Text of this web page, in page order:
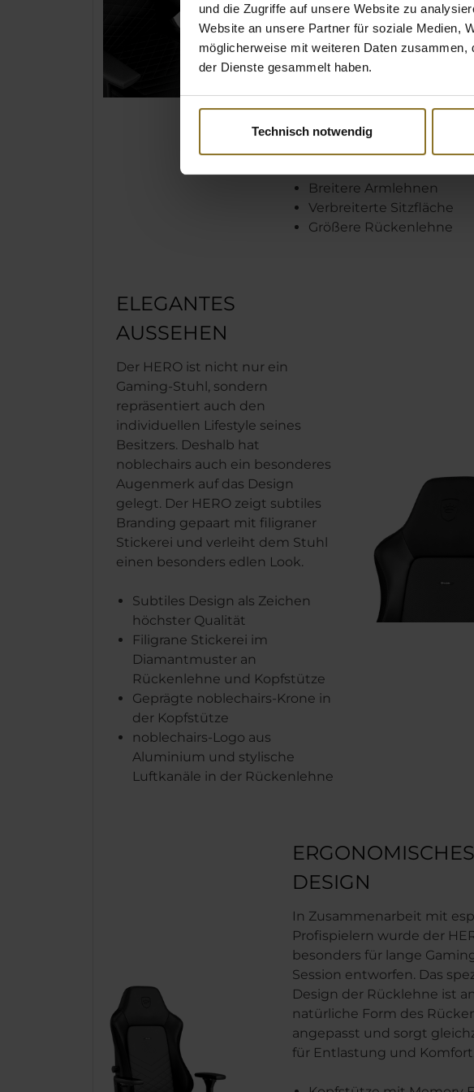
und die Zugriffe auf unsere Website zu
Website an unsere Partner für soziale Medien,
möglicherweise mit weiteren Daten
der Dienste gesammelt haben.
Technisch notwendig
vergrößert, auch damit sie
Gesamtbild des größeren
passen. Zusammen mit der
bequemen großflächigen
das formbare
in der Kopfstütze für einen
umfassenden Komfort.
Breitere Armlehnen
Verbreiterte Sitzfläche
Größere Rückenlehne
ELEGANTES
AUSSEHEN
Der HERO ist nicht nur ein
Gaming-Stuhl, sondern
repräsentiert auch den
individuellen Lifestyle seines
Besitzers. Deshalb hat
noblechairs auch ein besonderes
Augenmerk auf das Design
gelegt. Der HERO zeigt subtiles
Branding gepaart mit filigraner
Stickerei und verleiht dem Stuhl
einen besonders edlen Look.
Subtiles Design als Zeichen
höchster Qualität
Filigrane Stickerei im
Diamantmuster an
Rückenlehne und Kopfstütze
Geprägte noblechairs-Krone in
der Kopfstütze
noblechairs-Logo aus
Aluminium und stylische
Luftkanäle in der Rückenlehne
ERGONOMISCHES
DESIGN
In Zusammenarbeit mit
Profispielern wurde der
besonders für lange
Session entworfen. Das
Design der Rücklehne ist
natürliche Form des
angepasst und sorgt
für Entlastung und Komfort.